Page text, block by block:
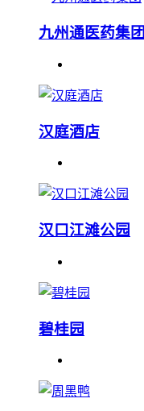
九州通医药集团
汉庭酒店
汉口江滩公园
碧桂园